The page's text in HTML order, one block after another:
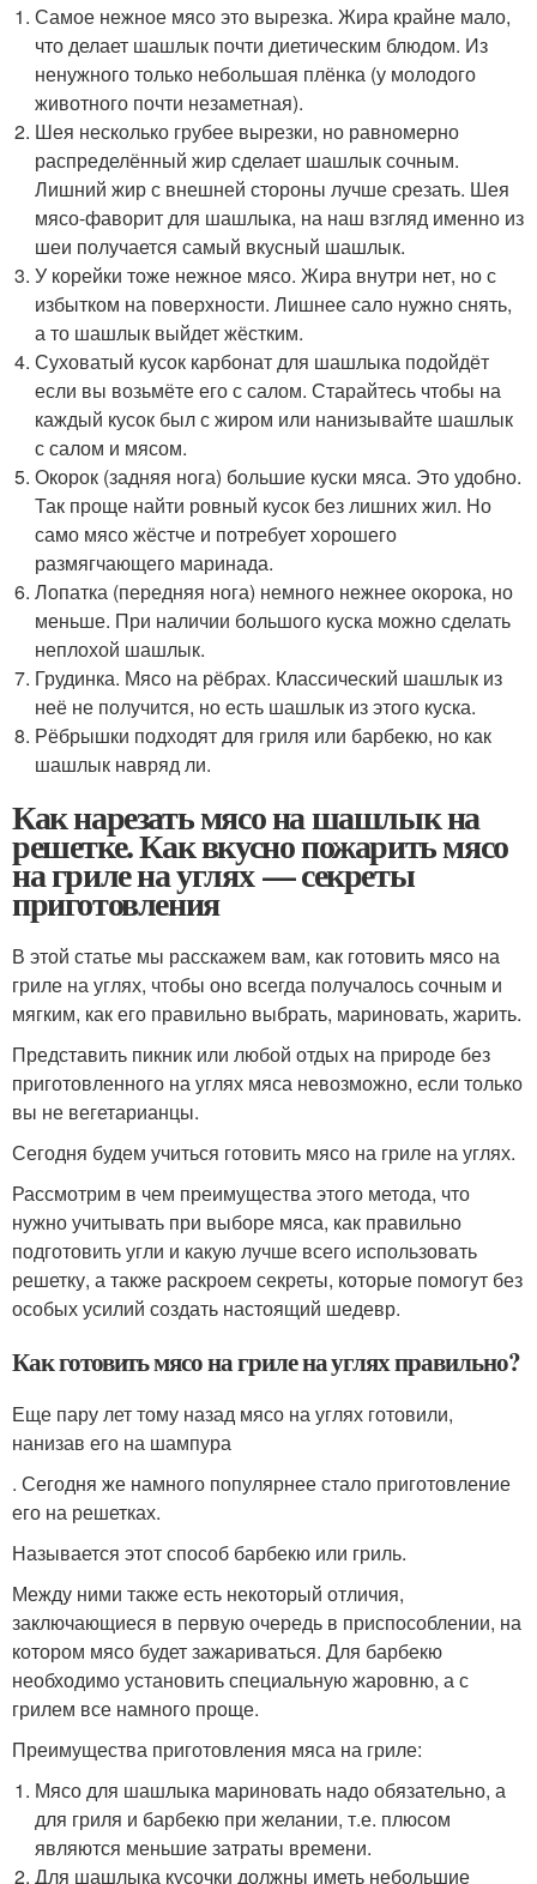
Самое нежное мясо это вырезка. Жира крайне мало,
что делает шашлык почти диетическим блюдом. Из
ненужного только небольшая плёнка (у молодого
животного почти незаметная).
Шея несколько грубее вырезки, но равномерно
распределённый жир сделает шашлык сочным.
Лишний жир с внешней стороны лучше срезать. Шея
мясо-фаворит для шашлыка, на наш взгляд именно из
шеи получается самый вкусный шашлык.
У корейки тоже нежное мясо. Жира внутри нет, но с
избытком на поверхности. Лишнее сало нужно снять,
а то шашлык выйдет жёстким.
Суховатый кусок карбонат для шашлыка подойдёт
если вы возьмёте его с салом. Старайтесь чтобы на
каждый кусок был с жиром или нанизывайте шашлык
с салом и мясом.
Окорок (задняя нога) большие куски мяса. Это удобно.
Так проще найти ровный кусок без лишних жил. Но
само мясо жёстче и потребует хорошего
размягчающего маринада.
Лопатка (передняя нога) немного нежнее окорока, но
меньше. При наличии большого куска можно сделать
неплохой шашлык.
Грудинка. Мясо на рёбрах. Классический шашлык из
неё не получится, но есть шашлык из этого куска.
Рёбрышки подходят для гриля или барбекю, но как
шашлык навряд ли.
Как нарезать мясо на шашлык на
решетке. Как вкусно пожарить мясо
на гриле на углях — секреты
приготовления
В этой статье мы расскажем вам, как готовить мясо на
гриле на углях, чтобы оно всегда получалось сочным и
мягким, как его правильно выбрать, мариновать, жарить.
Представить пикник или любой отдых на природе без
приготовленного на углях мяса невозможно, если только
вы не вегетарианцы.
Сегодня будем учиться готовить мясо на гриле на углях.
Рассмотрим в чем преимущества этого метода, что
нужно учитывать при выборе мяса, как правильно
подготовить угли и какую лучше всего использовать
решетку, а также раскроем секреты, которые помогут без
особых усилий создать настоящий шедевр.
Как готовить мясо на гриле на углях правильно?
Еще пару лет тому назад мясо на углях готовили,
нанизав его на шампура
. Сегодня же намного популярнее стало приготовление
его на решетках.
Называется этот способ барбекю или гриль.
Между ними также есть некоторый отличия,
заключающиеся в первую очередь в приспособлении, на
котором мясо будет зажариваться. Для барбекю
необходимо установить специальную жаровню, а с
грилем все намного проще.
Преимущества приготовления мяса на гриле:
Мясо для шашлыка мариновать надо обязательно, а
для гриля и барбекю при желании, т.е. плюсом
являются меньшие затраты времени.
Для шашлыка кусочки должны иметь небольшие